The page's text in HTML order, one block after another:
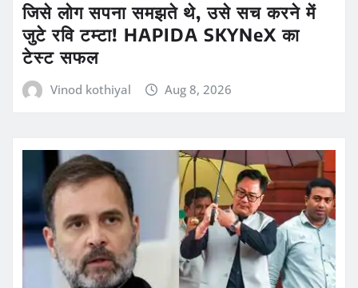
जिसे लोग सपना समझते थे, उसे सच करने में
जुटे रवि टम्टा! HAPIDA SKYNeX का
टेस्ट सफल
Vinod kothiyal Aug 8, 2026